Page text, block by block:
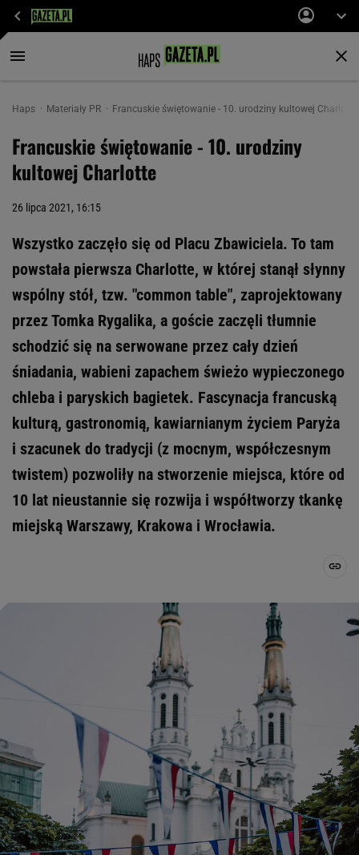
Haps Materiały PR Francuskie świętowanie - 10. urodziny kultowej Charlotte
Francuskie świętowanie - 10. urodziny
kultowej Charlotte
26 lipca 2021, 16:15
Wszystko zaczęło się od Placu Zbawiciela. To tam
powstała pierwsza Charlotte, w której stanął słynny
wspólny stół, tzw. "common table", zaprojektowany
przez Tomka Rygalika, a goście zaczęli tłumnie
schodzić się na serwowane przez cały dzień
śniadania, wabieni zapachem świeżo wypieczonego
chleba i paryskich bagietek. Fascynacja francuską
kulturą, gastronomią, kawiarnianym życiem Paryża
i szacunek do tradycji (z mocnym, współczesnym
twistem) pozwoliły na stworzenie miejsca, które od
10 lat nieustannie się rozwija i współtworzy tkankę
miejską Warszawy, Krakowa i Wrocławia.